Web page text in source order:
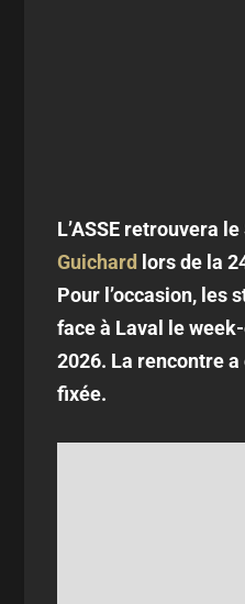
L’ASSE retrouvera
Guichard lors de la
Pour l’occasion, les
face à Laval le
2026. La rencontre
fixée.